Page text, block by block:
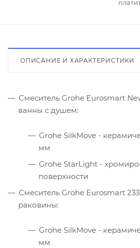
ОПИСАНИЕ И ХАРАКТЕРИСТИКИ
Смеситель Grohe Eurosmart
ванны с душем:
Grohe SilkMove -
мм
Grohe StarLight -
поверхности
Смеситель Grohe Eurosmart
раковины:
Grohe SilkMove -
мм